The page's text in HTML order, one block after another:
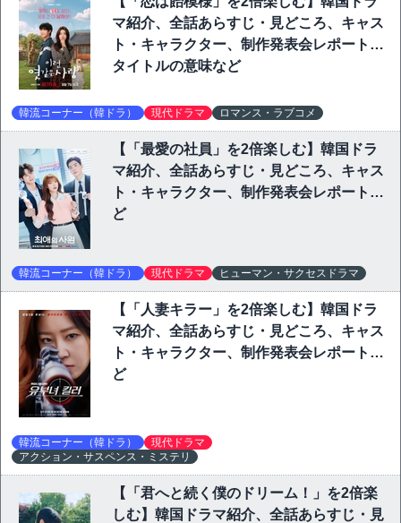
マ紹介、全話あらすじ・見どころ、キャス
ト・キャラクター、制作発表会レポート、
タイトルの意味など
韓流コーナー（韓ドラ） 現代ドラマ ロマンス・ラブコメ
【「最愛の社員」を2倍楽しむ】韓国ドラ
マ紹介、全話あらすじ・見どころ、キャス
ト・キャラクター、制作発表会レポートな
ど
韓流コーナー（韓ドラ） 現代ドラマ ヒューマン・サクセスドラマ
【「人妻キラー」を2倍楽しむ】韓国ドラ
マ紹介、全話あらすじ・見どころ、キャス
ト・キャラクター、制作発表会レポートな
ど
韓流コーナー（韓ドラ）
現代ドラマ
アクション・サスペンス・ミステリ
【「君へと続く僕のドリーム！」を2倍楽
しむ】韓国ドラマ紹介、全話あらすじ・見